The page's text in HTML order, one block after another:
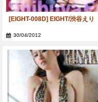
[EIGHT-008D] EIGHT/渋谷えり
30/04/2012